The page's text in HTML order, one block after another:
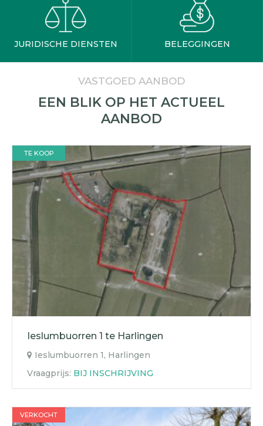
JURIDISCHE DIENSTEN BELEGGINGEN
VASTGOED AANBOD
EEN BLIK OP HET ACTUEEL
AANBOD
TE KOOP
Ieslumbuorren 1 te Harlingen
Ieslumbuorren 1, Harlingen
Vraagprijs: BIJ INSCHRIJVING
VERKOCHT